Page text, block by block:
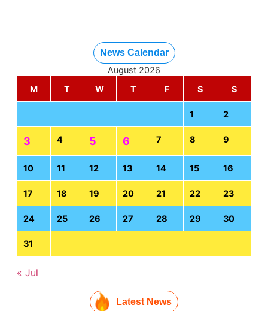
News Calendar
August 2026
M
T W T F S S
1 2
3 4 5 6 7 8 9
10 11 12 13 14 15 16
17 18 19 20 21 22 23
24 25 26 27 28 29 30
31
« Jul
Latest News